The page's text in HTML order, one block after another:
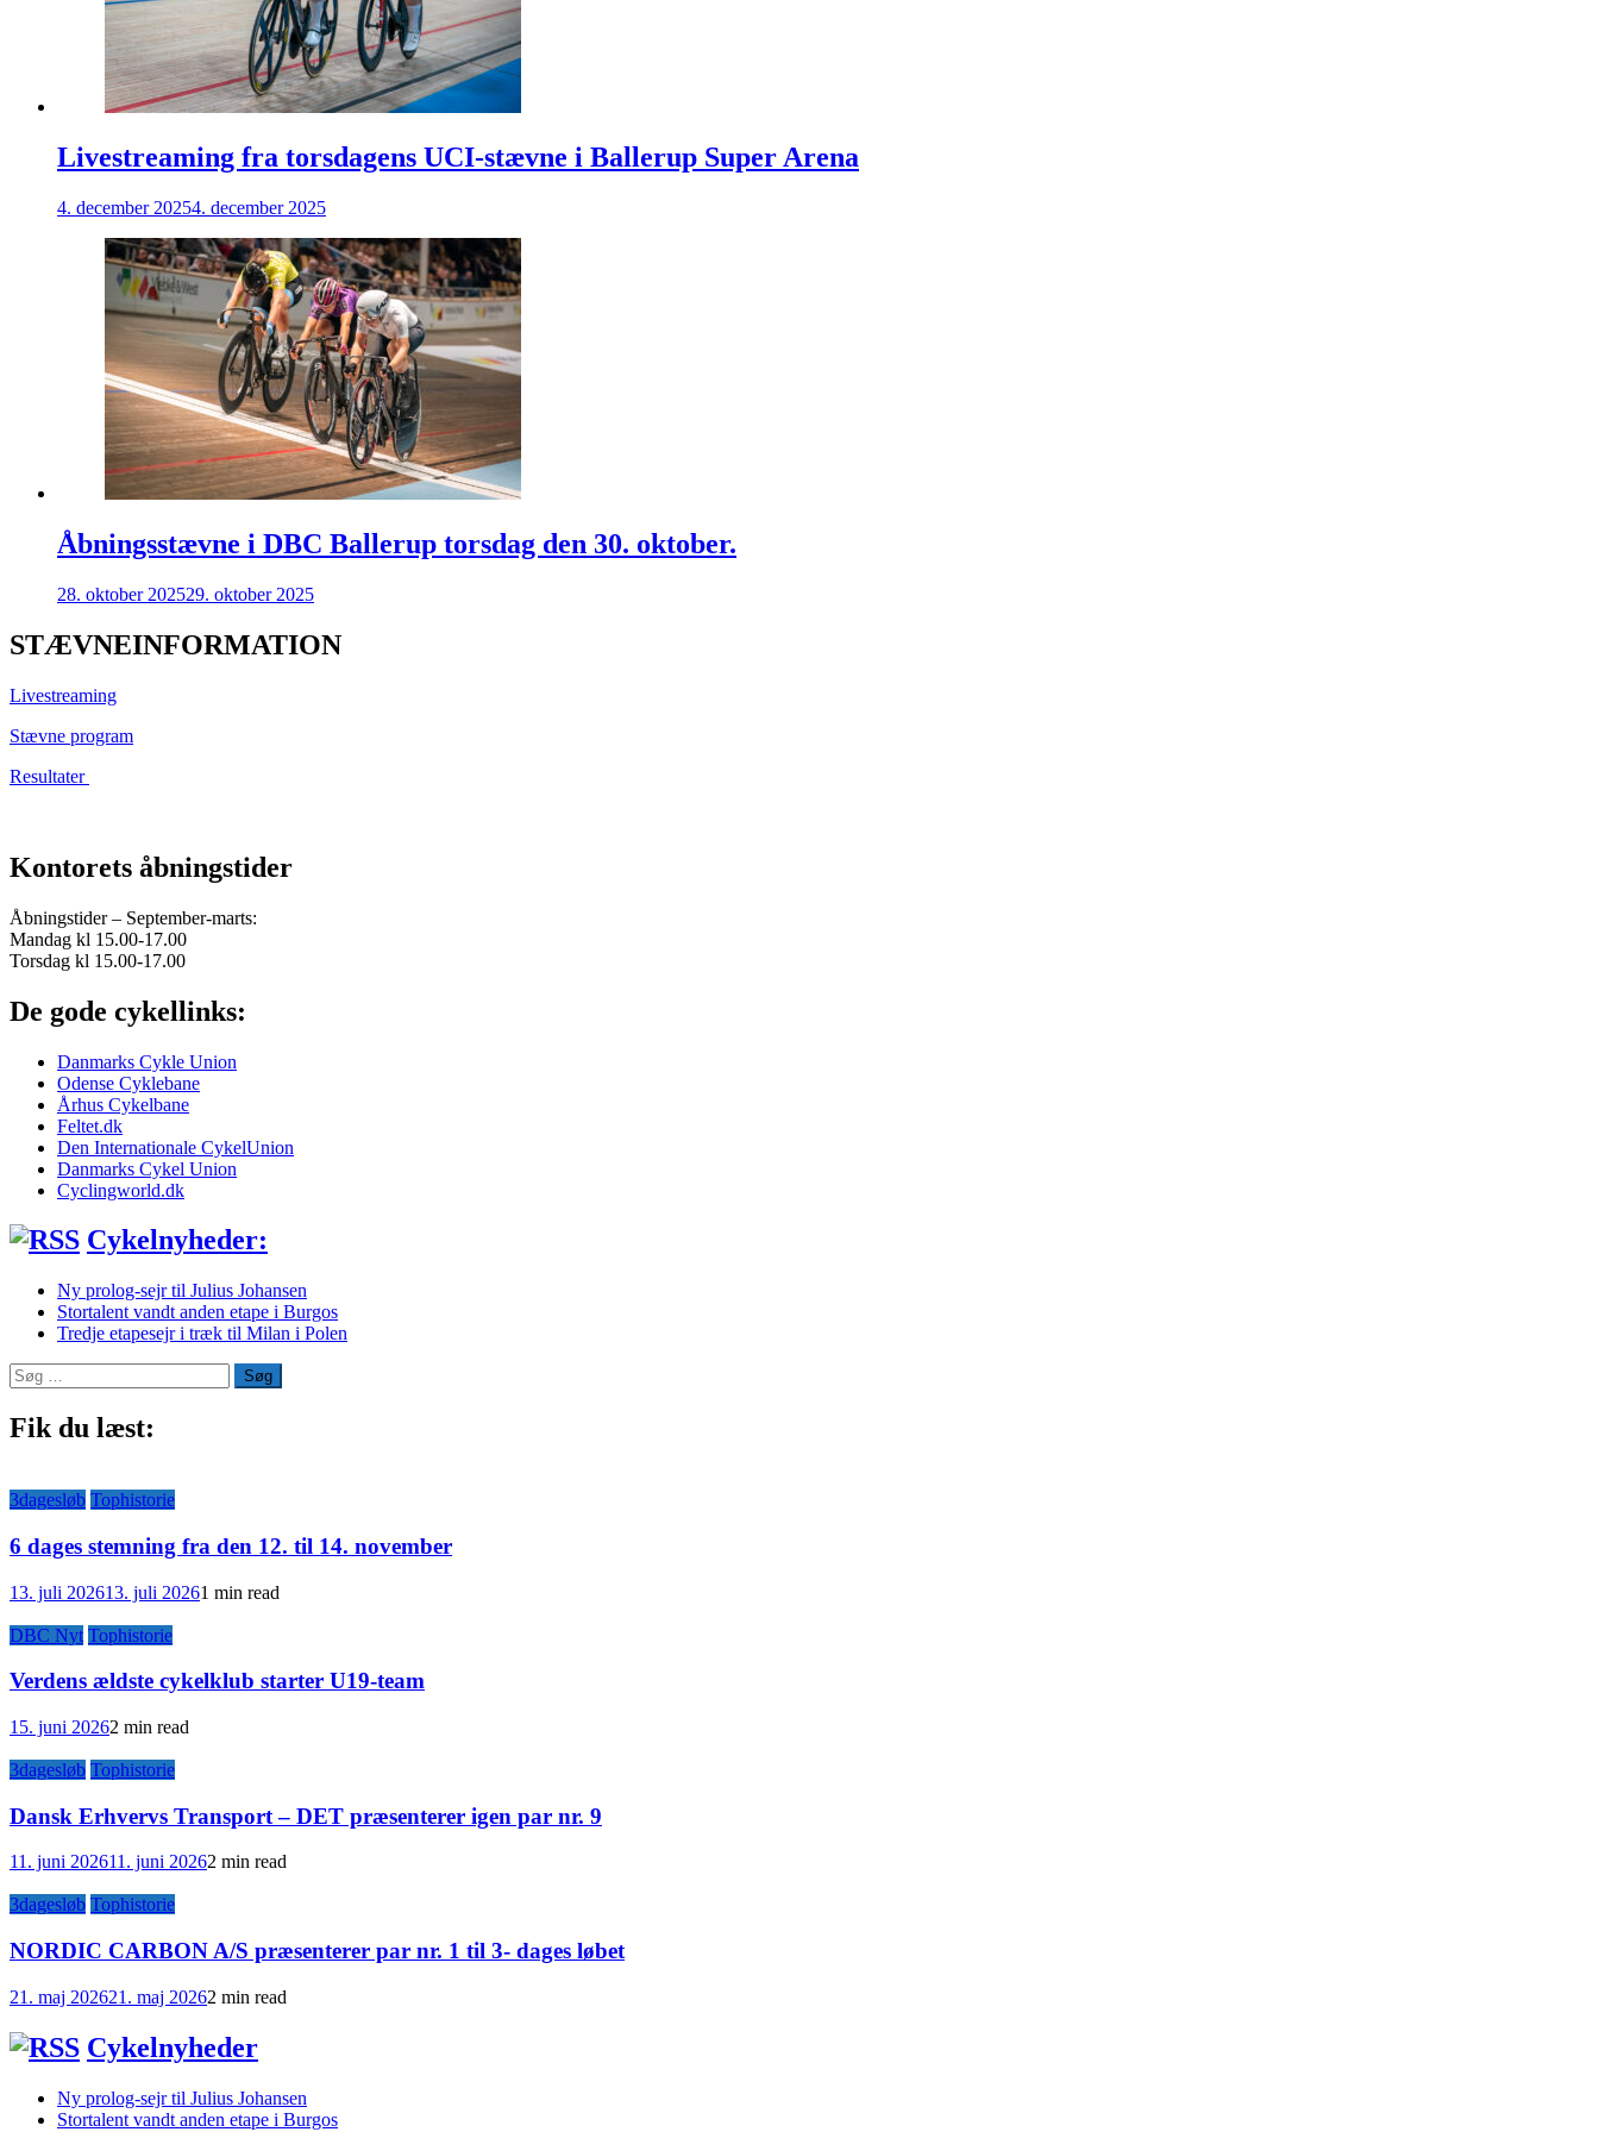
Livestreaming fra torsdagens UCI-stævne i Ballerup Super Arena
4. december 20254. december 2025
Åbningsstævne i DBC Ballerup torsdag den 30. oktober.
28. oktober 202529. oktober 2025
STÆVNEINFORMATION
Livestreaming
Stævne program
Resultater
Kontorets åbningstider
Åbningstider – September-marts:
Mandag kl 15.00-17.00
Torsdag kl 15.00-17.00
De gode cykellinks:
Danmarks Cykle Union
Odense Cyklebane
Århus Cykelbane
Feltet.dk
Den Internationale CykelUnion
Danmarks Cykel Union
Cyclingworld.dk
Cykelnyheder:
Ny prolog-sejr til Julius Johansen
Stortalent vandt anden etape i Burgos
Tredje etapesejr i træk til Milan i Polen
Søg
efter:
Fik du læst:
3dagesløb Tophistorie
6 dages stemning fra den 12. til 14. november
13. juli 202613. juli 20261 min read
DBC Nyt Tophistorie
Verdens ældste cykelklub starter U19-team
15. juni 20262 min read
3dagesløb Tophistorie
Dansk Erhvervs Transport – DET præsenterer igen par nr. 9
11. juni 202611. juni 20262 min read
3dagesløb Tophistorie
NORDIC CARBON A/S præsenterer par nr. 1 til 3- dages løbet
21. maj 202621. maj 20262 min read
Cykelnyheder
Ny prolog-sejr til Julius Johansen
Stortalent vandt anden etape i Burgos